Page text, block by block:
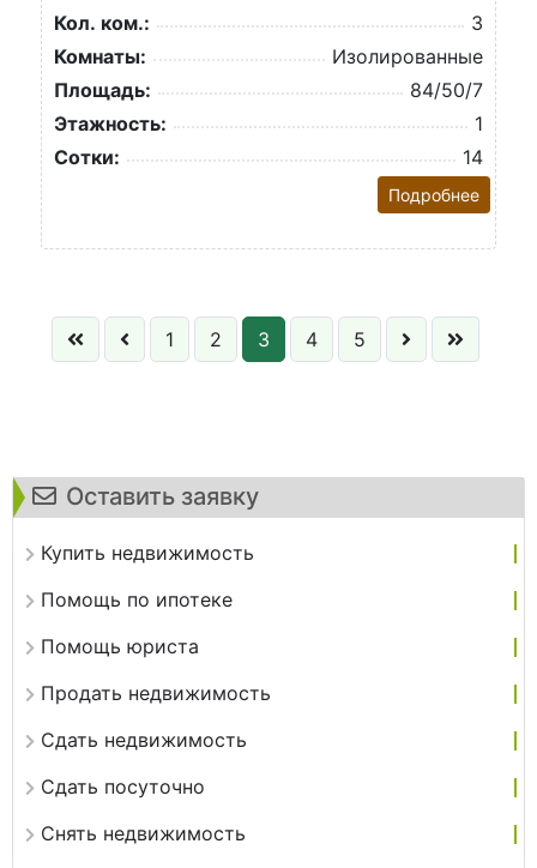
Оставить заявку
Купить недвижимость
Помощь по ипотеке
Помощь юриста
Продать недвижимость
Сдать недвижимость
Сдать посуточно
Снять недвижимость
Кол. ком.:
3
Комнаты:
Изолированные
Площадь:
84/50/7
Этажность:
1
Сотки:
14
Подробнее
1 2 3 4 5